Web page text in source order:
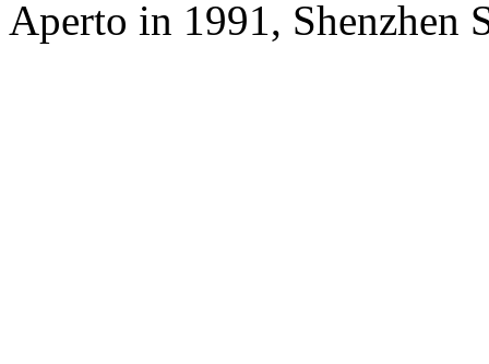
Aperto in 1991, Shenzhen